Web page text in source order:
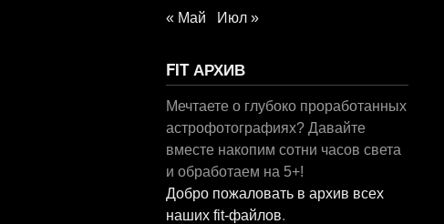
« Май Июл »
FIT АРХИВ
Мечтаете о глубоко проработанных
астрофотографиях? Давайте
вместе накопим сотни часов света
и обработаем на 5+!
Добро пожаловать в архив всех
наших fit-файлов.